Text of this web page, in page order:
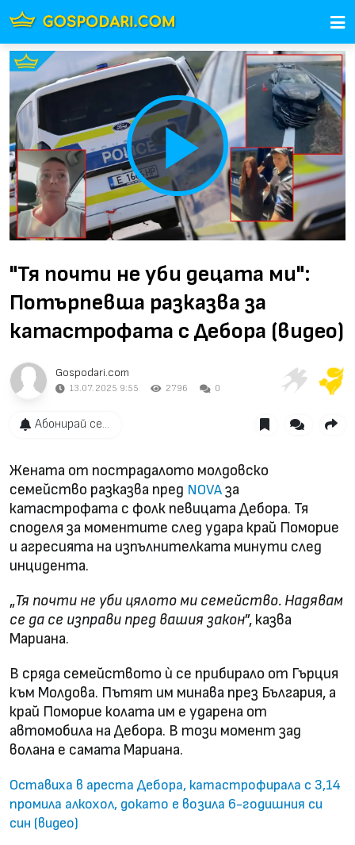
Play
Video
"Тя почти не уби децата ми":
Потърпевша разказва за
катастрофата с Дебора (видео)
Gospodari.com
13.07.2025 9:55 2796 0
Абонирай се...
Жената от пострадалото молдовско
семейство разказва пред NOVAза
катастрофата с фолк певицата Дебора. Тя
споделя за моментите след удара край Поморие
и агресията на изпълнителката минути след
инцидента.
„Тя почти не уби цялото ми семейство. Надявам
се да се изправи пред вашия закон”, казва
Мариана.
В сряда семейството ѝ се прибирало от Гърция
към Молдова. Пътят им минава през България, а
край Поморие колата им е ударена от
автомобила на Дебора. В този момент зад
волана е самата Мариана.
Оставиха в ареста Дебора, катастрофирала с 3,14
промила алкохол, докато е возила 6-годишния си
син (видео)